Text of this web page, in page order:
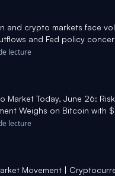
and crypto markets face
and Fed policy
lecture
Market Today, June 26:
Weighs on Bitcoin with
This Week - The
lecture
Movement |